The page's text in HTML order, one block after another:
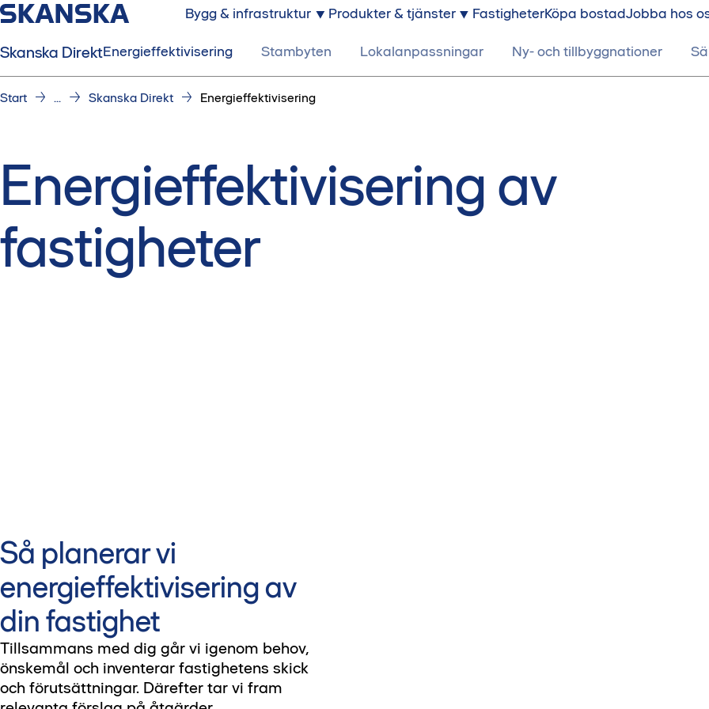
Bygg & infrastruktur Produkter & tjänster FastigheterKöpa bostadJobba hos
Skanska DirektEnergieffektivisering Stambyten Lokalanpassningar Ny- och tillbyggnationer
Start ... Skanska Direkt Energieffektivisering
Energieffektivisering av
fastigheter
Så planerar vi
energieffektivisering av
din fastighet
Tillsammans med dig går vi igenom behov,
önskemål och inventerar fastighetens skick
och förutsättningar. Därefter tar vi fram